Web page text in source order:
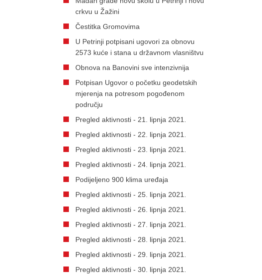
crkvu u Žažini
Čestitka Gromovima
U Petrinji potpisani ugovori za obnovu
2573 kuće i stana u državnom vlasništvu
Obnova na Banovini sve intenzivnija
Potpisan Ugovor o početku geodetskih
mjerenja na potresom pogođenom
području
Pregled aktivnosti - 21. lipnja 2021.
Pregled aktivnosti - 22. lipnja 2021.
Pregled aktivnosti - 23. lipnja 2021.
Pregled aktivnosti - 24. lipnja 2021.
Podijeljeno 900 klima uređaja
Pregled aktivnosti - 25. lipnja 2021.
Pregled aktivnosti - 26. lipnja 2021.
Pregled aktivnosti - 27. lipnja 2021.
Pregled aktivnosti - 28. lipnja 2021.
Pregled aktivnosti - 29. lipnja 2021.
Pregled aktivnosti - 30. lipnja 2021.